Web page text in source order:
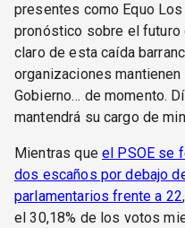
presentes como Equo
pronóstico sobre el
claro de esta caída
organizaciones
Gobierno… de momento.
mantendrá su cargo de
Mientras que el PSOE se
dos escaños por debajo
parlamentarios frente a 22
el 30,18% de los votos